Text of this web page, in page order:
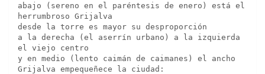
abajo (sereno en el paréntesis de enero) está el
herrumbroso Grijalva
desde la torre es mayor su desproporción
a la derecha (el aserrín urbano) a la izquierda
el viejo centro
y en medio (lento caimán de caimanes) el ancho
Grijalva empequeñece la ciudad: